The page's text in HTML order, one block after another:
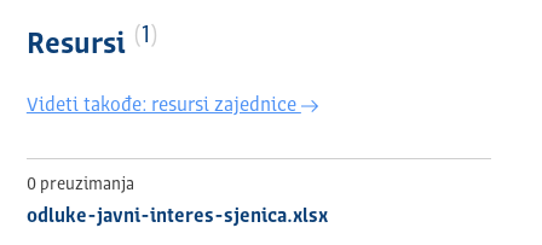
Јавна безбедност
Општина/Град
Општина/Град шифра
Област јавног интереса
Resursi 1
Videti takođe: resursi zajednice
0 preuzimanja
odluke-javni-interes-sjenica.xlsx